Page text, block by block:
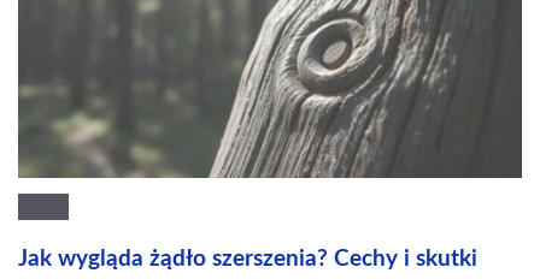
Jak wygląda żądło szerszenia? Cechy i skutki